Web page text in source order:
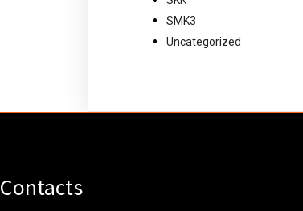
SMK3
Uncategorized
Contacts